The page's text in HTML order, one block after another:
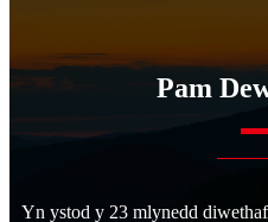
Pam
Yn ystod y 23 mlynedd